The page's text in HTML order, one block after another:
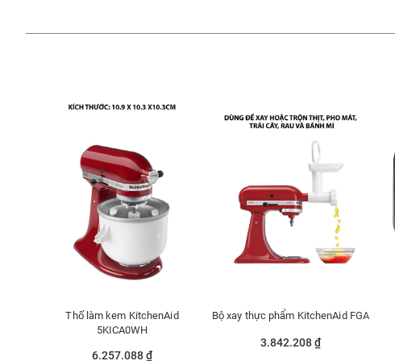
Thố làm kem KitchenAid
5KICA0WH
6.257.088 ₫
Bộ xay thực phẩm KitchenAid FGA
3.842.208 ₫